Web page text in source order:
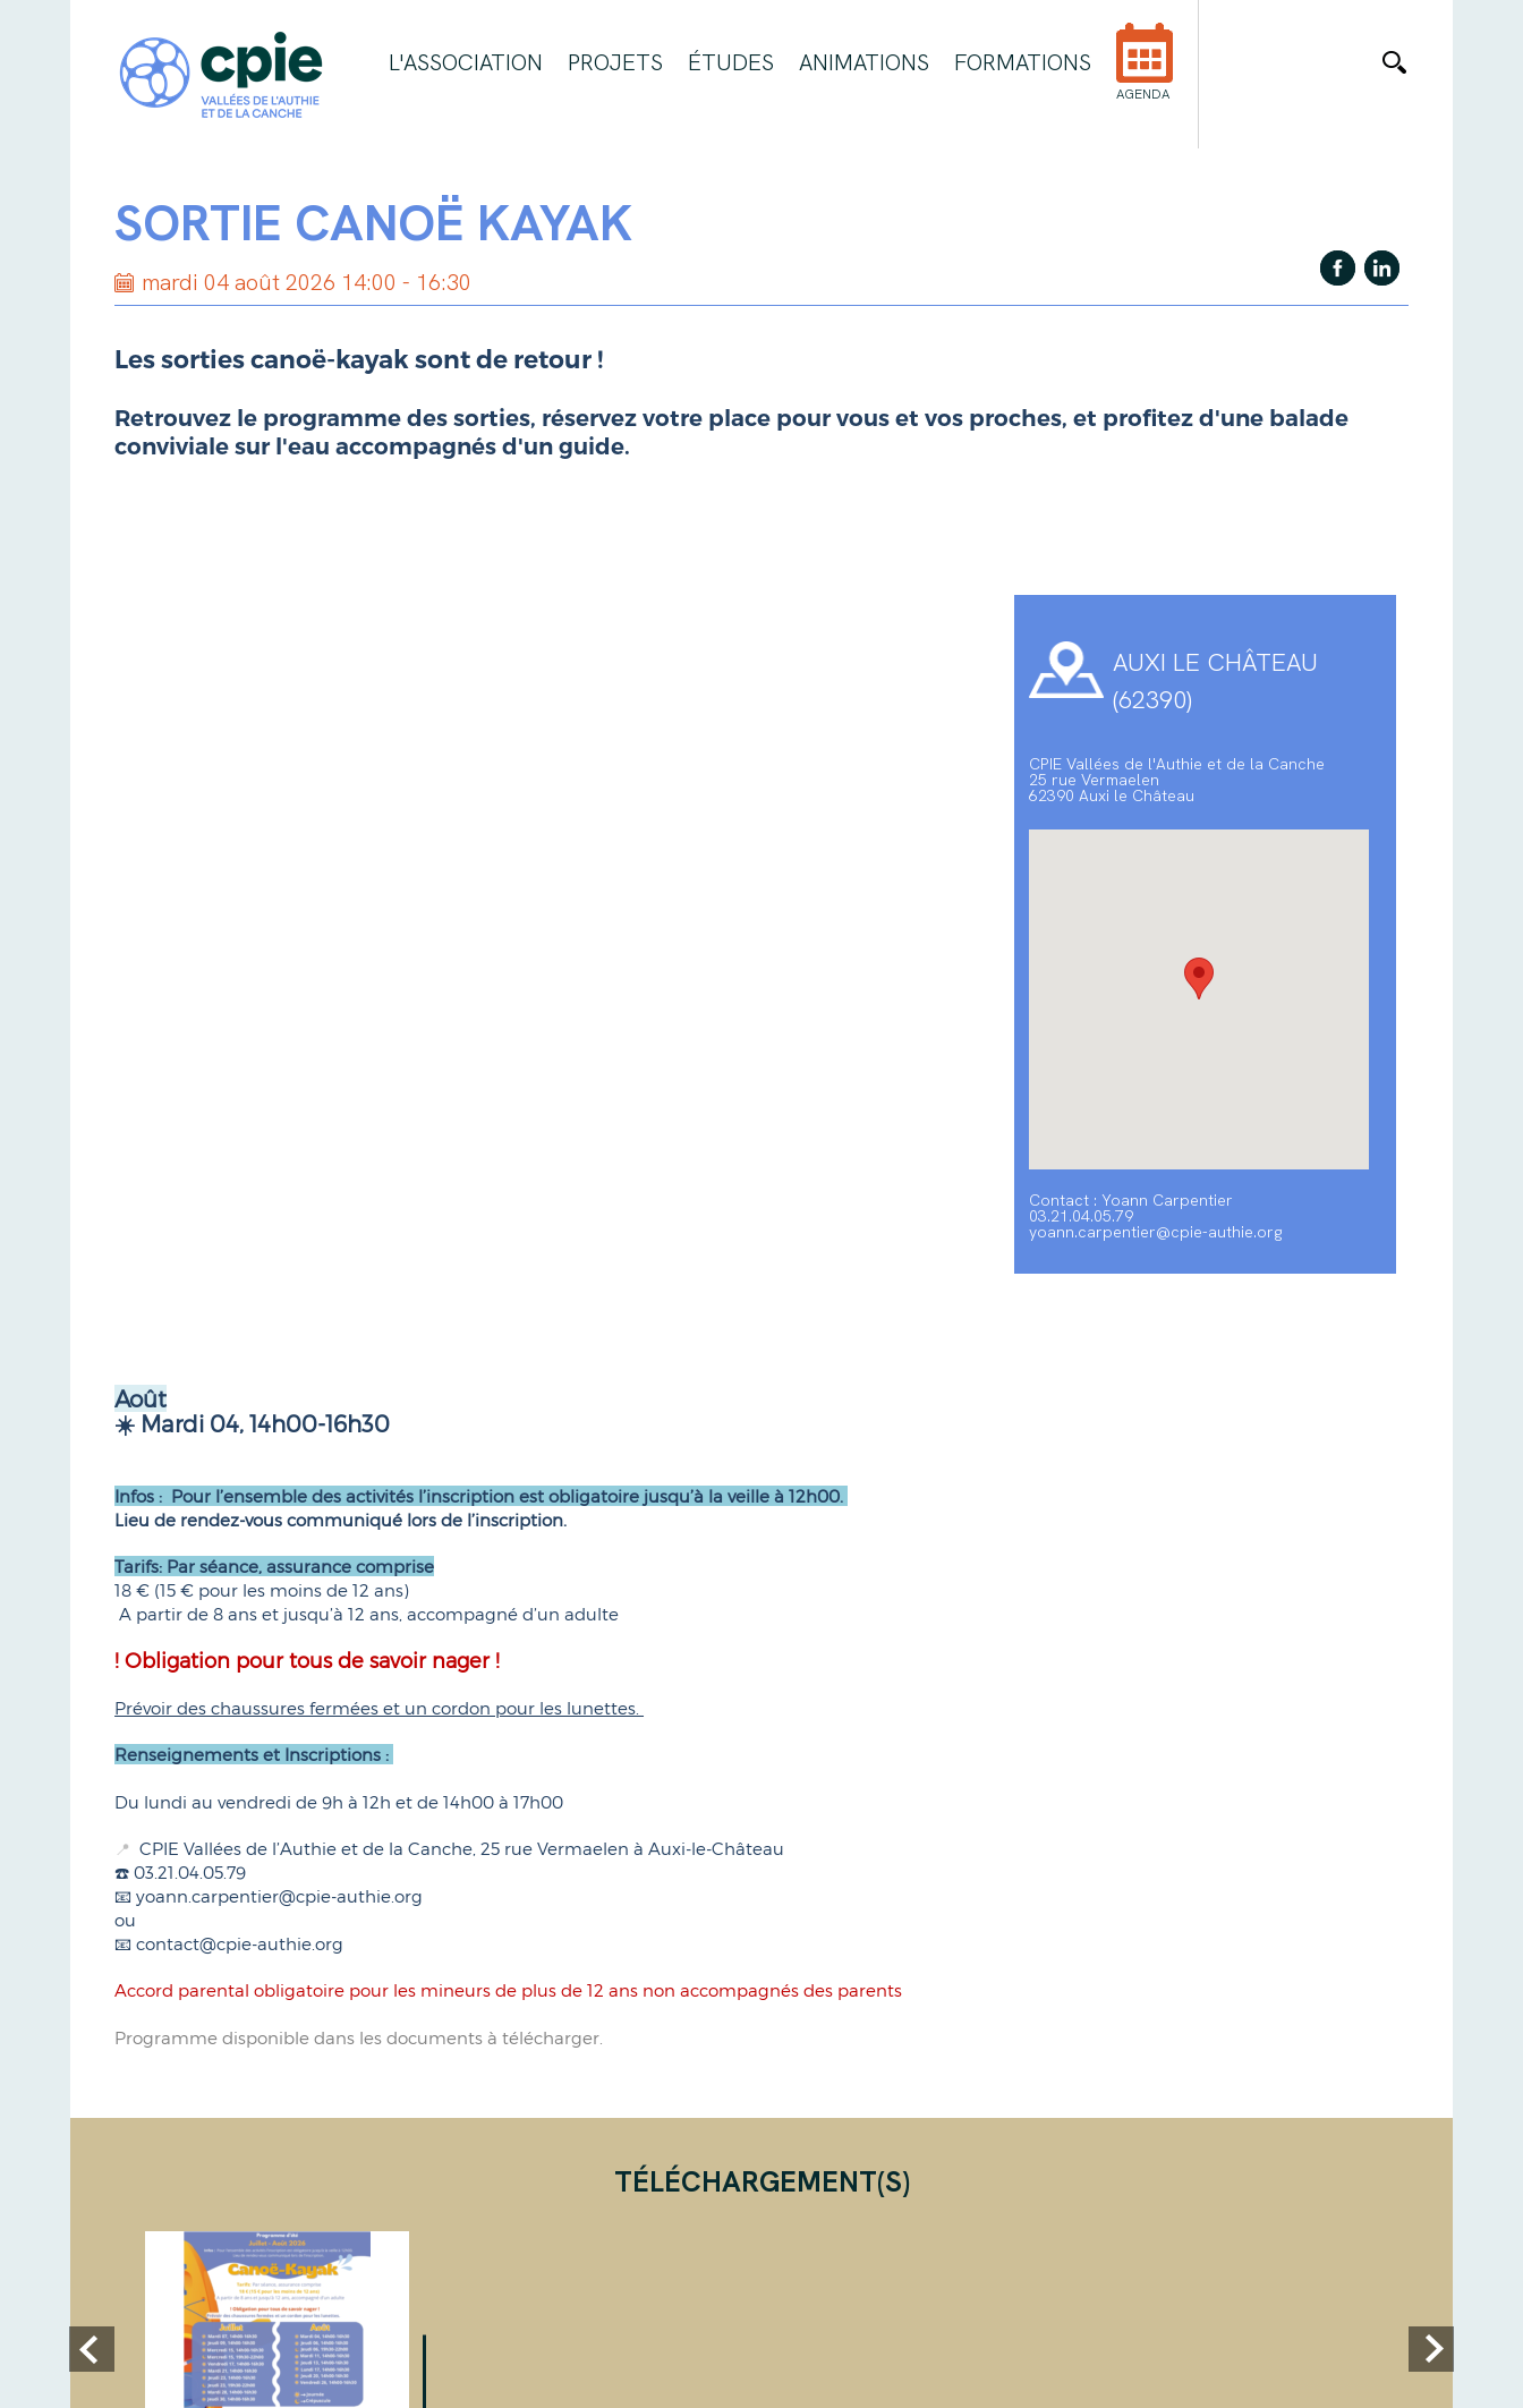
L'ASSOCIATION PROJETS ÉTUDES ANIMATIONS FORMATIONS
AGENDA
SORTIE CANOË KAYAK
mardi 04 août 2026 14:00 - 16:30
Les sorties canoë-kayak sont de retour !
Retrouvez le programme des sorties, réservez votre place pour vous et vos proches, et profitez d'une balade
conviviale sur l'eau accompagnés d'un guide.
AUXI LE CHÂTEAU
(62390)
CPIE Vallées de l'Authie et de la Canche
25 rue Vermaelen
62390 Auxi le Château
Contact : Yoann Carpentier
03.21.04.05.79
yoann.carpentier@cpie-authie.org
Août
☀️ Mardi 04, 14h00-16h30
Infos : Pour l’ensemble des activités l’inscription est obligatoire jusqu’à la veille à 12h00.
Lieu de rendez-vous communiqué lors de l’inscription.
Tarifs: Par séance, assurance comprise
18 € (15 € pour les moins de 12 ans)
A partir de 8 ans et jusqu’à 12 ans, accompagné d’un adulte
! Obligation pour tous de savoir nager !
Prévoir des chaussures fermées et un cordon pour les lunettes.
Renseignements et Inscriptions :
Du lundi au vendredi de 9h à 12h et de 14h00 à 17h00
📍CPIE Vallées de l’Authie et de la Canche, 25 rue Vermaelen à Auxi-le-Château
☎️ 03.21.04.05.79
📧 yoann.carpentier@cpie-authie.org
ou
📧 contact@cpie-authie.org
Accord parental obligatoire pour les mineurs de plus de 12 ans non accompagnés des parents
Programme disponible dans les documents à télécharger.
TÉLÉCHARGEMENT(S)